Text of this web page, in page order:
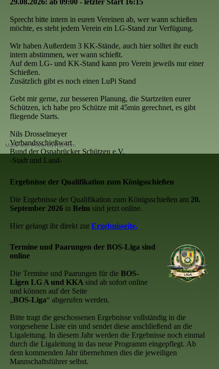
29.08.2026: ab 09:00 - letzter Start 16:15
Sprecht bitte intern in euren Vereinen ab, wer wann schießen
möchte, es steht jedem Verein ein LG-Stand zur Verfügung.
Wir haben Außerdem 3 KK-Stände, auch hier solltet ihr euch
intern abstimmen, wer wann schießt.
Auf dem LG- und KK-Stand kann pro Verein jeweils nur einer
Schießen.
Zusätzlich gibt es noch einen LuPi Stand
Gebt mir gerne, zur besseren Planung, die Startzeiten eurer
Schützen, ich habe pro Schütze mit 45min gerechnet, es gibt
fliegende Starts.
Nils Drosselmeyer
Verbandsschießwart
Bund der Osnabrücker Schützen e.V.
-Stadt und Land-
Ergebnisse der Qualifikation zum Königsschießen
Die Ergebnisse der Qualifikation zum Königsschießen am 20.
September 2026 in Belm sind jetzt online.
Hier gelangt ihr direkt zur Ergebnisseite.
Termine und Paarungen der BOS-Liga sind
online
Die Termine und Paarungen für die BOS-
Ligen LG A und KKA sind ab sofort online
und können auf der Seite
„BOS-Liga“ abgerufen werden.
Bitte tragt die geschossenen Ergebnisse vollständig in die
vorgesehene Liste ein und sendet diese anschließend an die
Ligaleitung. In diesem Jahr werden die Ergebnisse noch einmal
durch die Ligaleitung in das neue Programm eingepflegt. Ab
dem kommenden Jahr übernehmen dies die jeweiligen
Mannschaftsführer selbst.